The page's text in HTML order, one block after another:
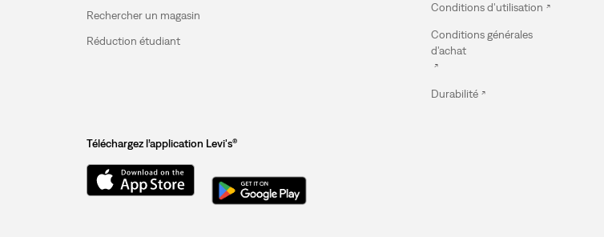
Rechercher un magasin
Réduction étudiant
Conditions d'utilisation
Conditions générales
d'achat
Durabilité
Téléchargez l’application Levi's®